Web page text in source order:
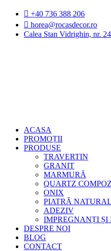
conținut
+40 736 388 206
horea@rocasdecor.ro
Calea Stan Vidrighin, nr.
ACASA
PROMOȚII
PRODUSE
TRAVERTIN
GRANIT
MARMURĂ
QUARTZ
ONIX
PIATRĂ
ADEZIV
IMPREGNANȚI ȘI
DESPRE NOI
BLOG
CONTACT